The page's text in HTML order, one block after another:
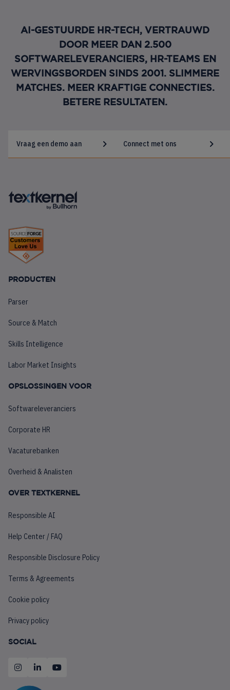
AI-GESTUURDE HR-TECH, VERTRAUWD
DOOR MEER DAN 2.500
SOFTWARELEVERANCIERS, HR-TEAMS EN
WERVINGSBORDEN SINDS 2001. SLIMMERE
MATCHES. MEER KRAFTIGE CONNECTIES.
BETERE RESULTATEN.
Vraag een demo aan Connect met ons
FOOTER
PRODUCTEN
Parser
Source & Match
Skills Intelligence
Labor Market Insights
OPSLOSSINGEN VOOR
Softwareleveranciers
Corporate HR
Vacaturebanken
Overheid & Analisten
OVER TEXTKERNEL
Responsible AI
Help Center / FAQ
Responsible Disclosure Policy
Terms & Agreements
Cookie policy
Privacy policy
SOCIAL